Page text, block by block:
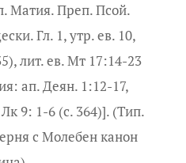
Матия. Преп. Псой.
Гл. 1, утр. ев. 10,
лит. ев. Мт 17:14-23
ап. Деян. 1:12-17,
9: 1-6 (с. 364)]. (Тип.
с Молебен канон